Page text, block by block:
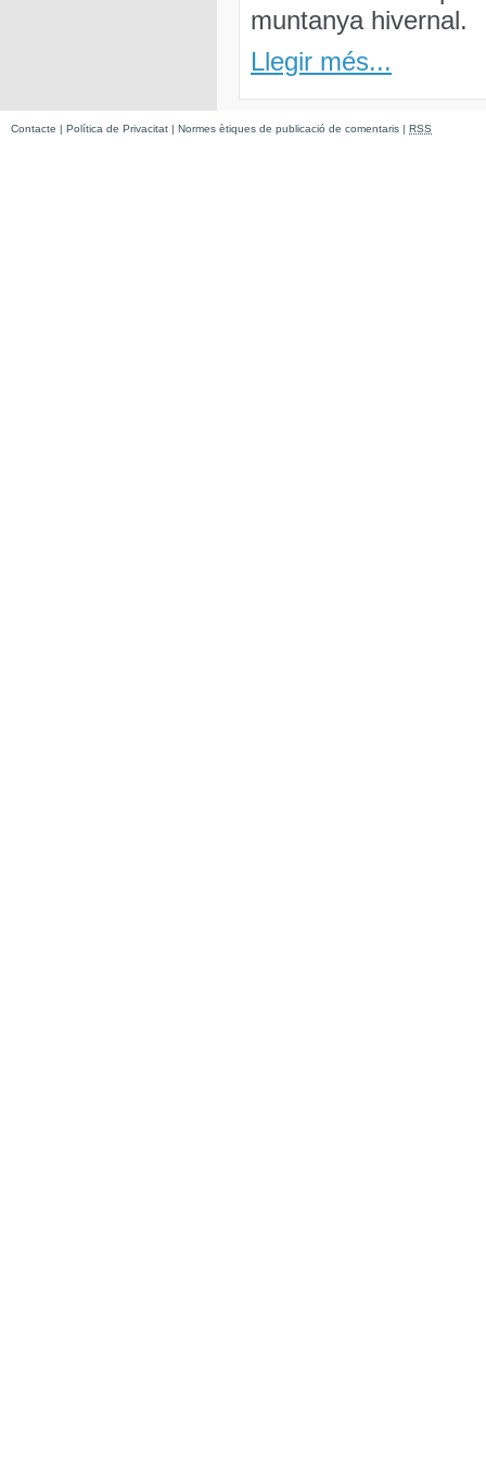
muntanya hivernal.
Llegir més...
Contacte | Política de Privacitat | Normes ètiques de publicació de comentaris | RSS